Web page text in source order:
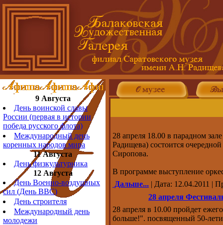
9 Августа
День воинской славы
России (первая в истории
победа русского флота)
Международный день
коренных народов мира
11 Августа
День физкультурника
12 Августа
День Военно-воздушных
сил (День ВВС)
День строителя
Международный день
молодежи
28 апреля 18.00 в парадном
Радищева) состоится
Сиропова.
В программе выступление
Дальше... | Дата: 12.04.2011 |
28 апреля
28 апреля в 10.00 пройдет
больше!". посвященный 50-